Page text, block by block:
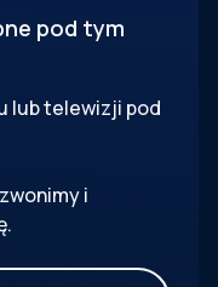
pod tym
lub telewizji pod
i